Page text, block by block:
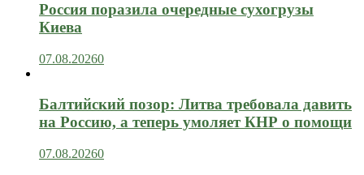
Россия поразила очередные сухогрузы
Киева
07.08.20260
Балтийский позор: Литва требовала давить
на Россию, а теперь умоляет КНР о помощи
07.08.20260